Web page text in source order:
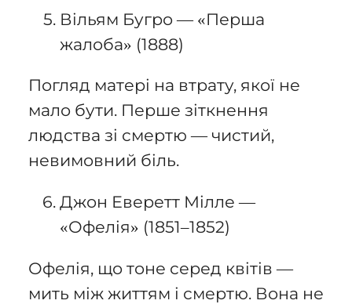
Вільям Бугро — «Перша
жалоба» (1888)
Погляд матері на втрату, якої не
мало бути. Перше зіткнення
людства зі смертю — чистий,
невимовний біль.
Джон Еверетт Мілле —
«Офелія» (1851–1852)
Офелія, що тоне серед квітів —
мить між життям і смертю. Вона не